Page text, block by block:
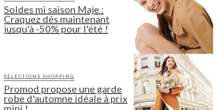
Soldes mi saison Maje :
Craquez dés maintenant
jusqu'à -50% pour l'été !
SÉLECTIONS SHOPPING
Promod propose une garde
robe d'automne idéale à prix